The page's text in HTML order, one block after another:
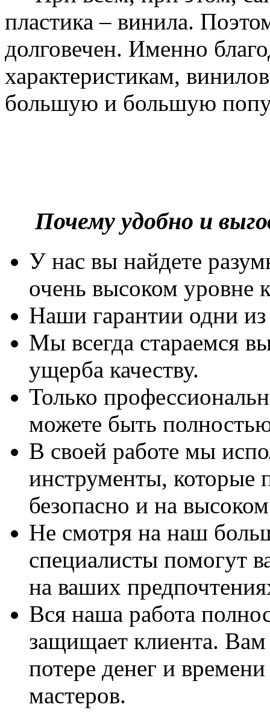
пластика – винила.
долговечен. Именно
характеристикам,
большую и большую
Почему удобно и
У нас вы найдете
очень высоком уровне
Наши гарантии одни
Мы всегда стараемся
ущерба качеству.
Только
можете быть
В своей работе мы
инструменты, которые
безопасно и на
Не смотря на наш
специалисты помогут
на ваших
Вся наша работа
защищает клиента. Вам
потере денег и
мастеров.